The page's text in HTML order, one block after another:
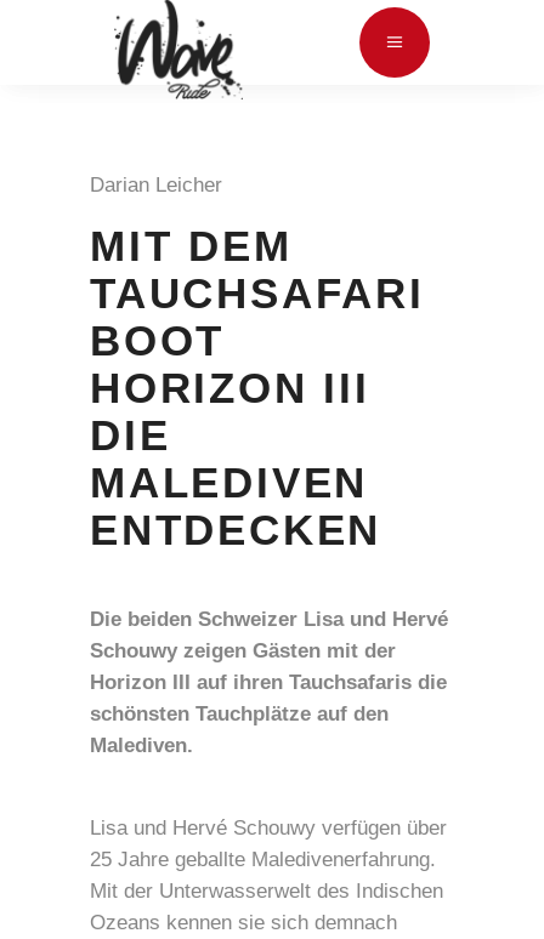
Darian Leicher
MIT DEM
TAUCHSAFARI
BOOT
HORIZON III
DIE
MALEDIVEN
ENTDECKEN
Die beiden Schweizer Lisa und Hervé
Schouwy zeigen Gästen mit der
Horizon III auf ihren Tauchsafaris die
schönsten Tauchplätze auf den
Malediven.
Lisa und Hervé Schouwy verfügen über
25 Jahre geballte Maledivenerfahrung.
Mit der Unterwasserwelt des Indischen
Ozeans kennen sie sich demnach